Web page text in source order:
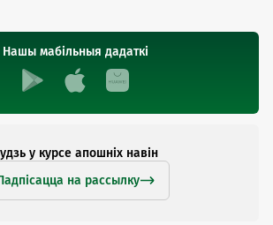
Нашы мабільныя дадаткі
у курсе апошніх навін
на рассылку